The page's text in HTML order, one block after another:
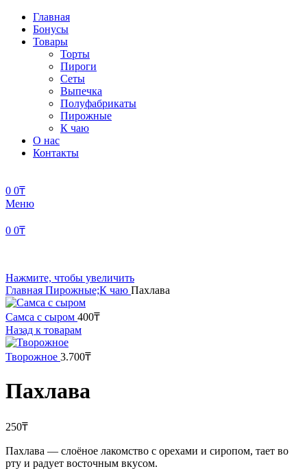
Главная
Бонусы
Товары
Торты
Пироги
Сеты
Выпечка
Полуфабрикаты
Пирожные
К чаю
О нас
Контакты
0 0₸
Меню
0 0₸
Нажмите, чтобы увеличить
Главная Пирожные;К чаю Пахлава
Самса с сыром 400₸
Назад к товарам
Творожное 3.700₸
Пахлава
250₸
Пахлава — слоёное лакомство с орехами и сиропом, тает во
рту и радует восточным вкусом.